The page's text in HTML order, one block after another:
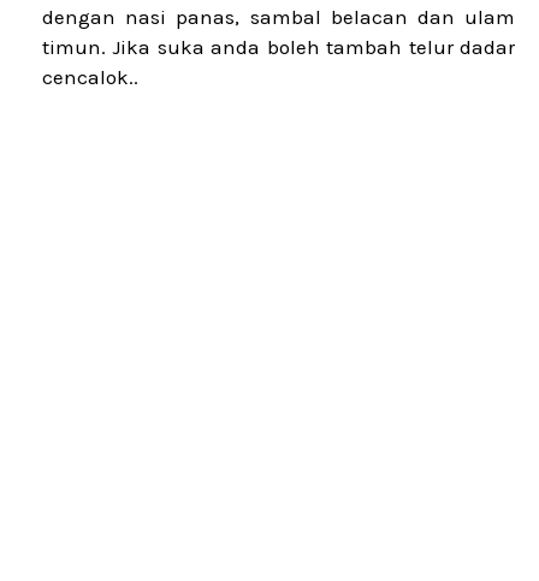
dengan nasi panas, sambal belacan dan ulam
timun. Jika suka anda boleh tambah telur dadar
cencalok..